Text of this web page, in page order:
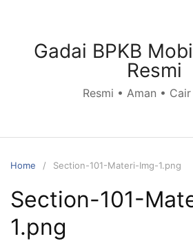
contentGadai BPKB
Resmi
Resmi • Aman •
Home Section-101-Materi-Img-1.png
Section-101-
1.png